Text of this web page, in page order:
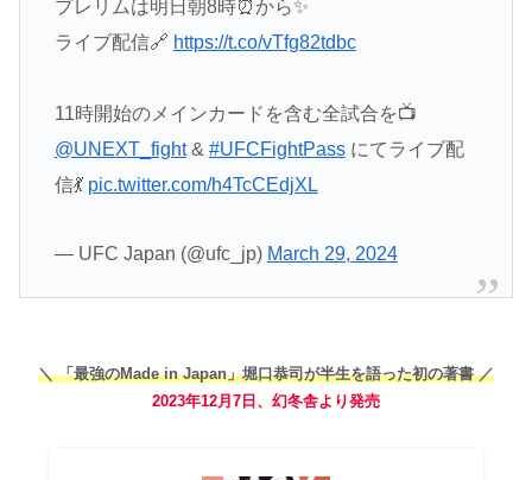
プレリムは明日朝8時⏰️から✨️
ライブ配信🔗 https://t.co/vTfg82tdbc
11時開始のメインカードを含む全試合を📺
@UNEXT_fight& #UFCFightPassにてライブ配
信💃 pic.twitter.com/h4TcCEdjXL
— UFC Japan (@ufc_jp) March 29, 2024
＼ 「最強のMade in Japan」堀口恭司が半生を語った初の著書 ／
2023年12月7日、幻冬舎より発売